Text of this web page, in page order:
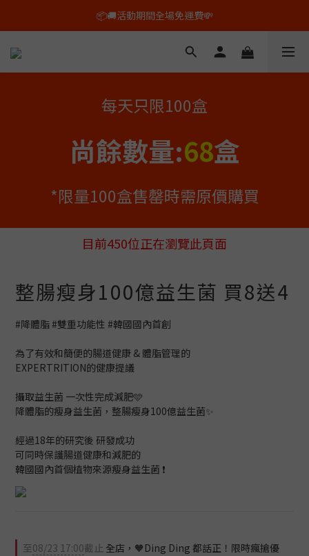
🕙平日上午10點以前的訂單，即日出貨✨
🕙平日上午10點以前的訂單，即日出貨✨
🛒🛍️全新套装組合上市 !  最高享 60% 折扣💰
🕙平日上午10點以前的訂單，即日出貨✨
每天只限100盒
尚餘數量:68盒
*限量100盒售罄時需原價購買
目前450位正在瀏覽此頁面
整腸瘦身100億益生菌 買8送4
#降體脂 #雙重功能性 #韓國國內首創
為了有效和簡便的腸道健康 & 體脂管理的
EXPERTRITION的健康提議
攝取益生菌 一次性完成減肥🩵
降體脂的瘦身益生菌，整腸瘦身100億益生菌✨
經過18年的研究後 研發成功
可同時保護腸道健康和減肥的
韓國國內首個植物來源瘦身益生菌 ❗
至08/23 17:00截止 全店，🧡Ding Ding 都話正！限時瘋搶優